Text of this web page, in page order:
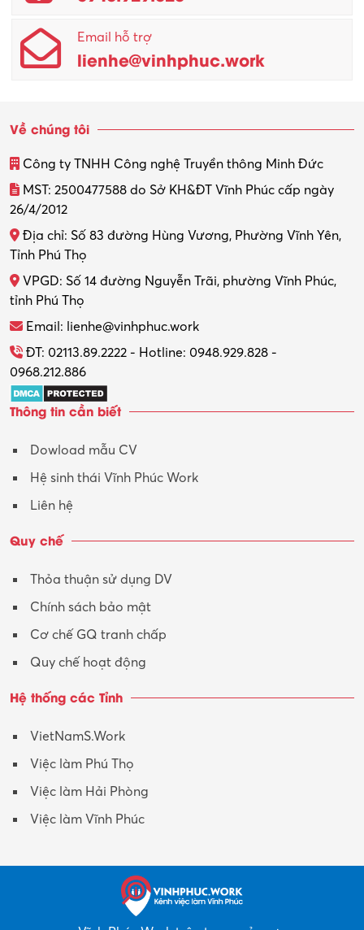
Email hỗ trợ
lienhe@vinhphuc.work
Về chúng tôi
Công ty TNHH Công nghệ Truyền thông Minh Đức
MST: 2500477588 do Sở KH&ĐT Vĩnh Phúc cấp ngày
26/4/2012
Địa chỉ: Số 83 đường Hùng Vương, Phường Vĩnh Yên,
Tỉnh Phú Thọ
VPGD: Số 14 đường Nguyễn Trãi, phường Vĩnh Phúc,
tỉnh Phú Thọ
Email: lienhe@vinhphuc.work
ĐT: 02113.89.2222 - Hotline: 0948.929.828 -
0968.212.886
Thông tin cần biết
Dowload mẫu CV
Hệ sinh thái Vĩnh Phúc Work
Liên hệ
Quy chế
Thỏa thuận sử dụng DV
Chính sách bảo mật
Cơ chế GQ tranh chấp
Quy chế hoạt động
Hệ thống các Tỉnh
VietNamS.Work
Việc làm Phú Thọ
Việc làm Hải Phòng
Việc làm Vĩnh Phúc